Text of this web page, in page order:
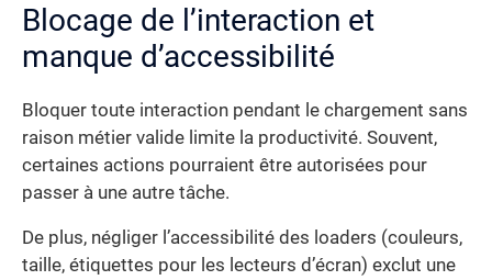
Blocage de l’interaction et
manque d’accessibilité
Bloquer toute interaction pendant le chargement sans
raison métier valide limite la productivité. Souvent,
certaines actions pourraient être autorisées pour
passer à une autre tâche.
De plus, négliger l’accessibilité des loaders (couleurs,
taille, étiquettes pour les lecteurs d’écran) exclut une